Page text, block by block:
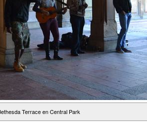
Terrace en Central Park